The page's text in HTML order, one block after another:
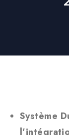
Système